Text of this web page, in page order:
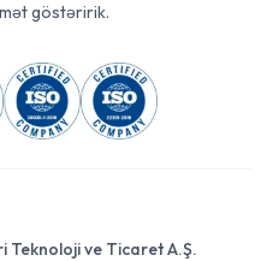
göstəririk.
Teknoloji ve Ticaret A.Ş.